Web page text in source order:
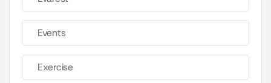
Events
Exercise